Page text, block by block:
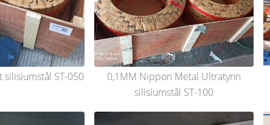
ST-050
0,1MM Nippon Metal Ultratynn
silisiumstål ST-100